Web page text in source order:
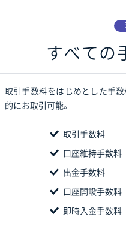
すべての
取引手数料をはじめとした手
的にお取引可能。
取引手数料
口座維持手数料
出金手数料
口座開設手数料
即時入金手数料